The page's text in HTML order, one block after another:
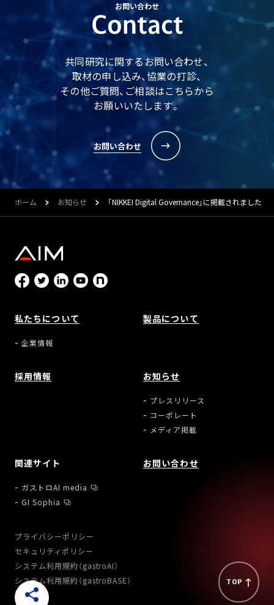
お問い合わせ
Contact
共同研究に関するお問い合わせ、
取材の申し込み、協業の打診、
その他ご質問、ご相談はこちらから
お願いいたします。
お問い合わせ
ホーム お知らせ 「NIKKEI Digital Governance」に掲載されました
私たちについて
企業情報
製品について
採用情報 お知らせ
プレスリリース
コーポレート
メディア掲載
関連サイト
ガストロAI media
GI Sophia
お問い合わせ
プライバシーポリシー
セキュリティポリシー
システム利用規約（gastroAI）
システム利用規約（gastroBASE）
TOP